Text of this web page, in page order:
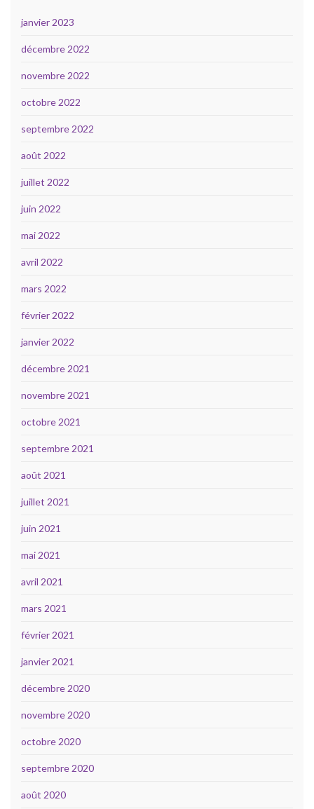
janvier 2023
décembre 2022
novembre 2022
octobre 2022
septembre 2022
août 2022
juillet 2022
juin 2022
mai 2022
avril 2022
mars 2022
février 2022
janvier 2022
décembre 2021
novembre 2021
octobre 2021
septembre 2021
août 2021
juillet 2021
juin 2021
mai 2021
avril 2021
mars 2021
février 2021
janvier 2021
décembre 2020
novembre 2020
octobre 2020
septembre 2020
août 2020